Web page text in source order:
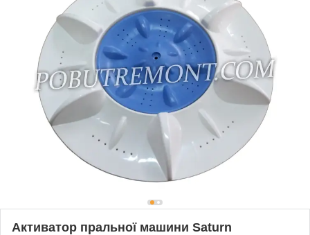
Активатор пральної машини Saturn